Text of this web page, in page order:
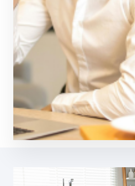
Para quem gosta de acumular
Até 20% de desconto em
Poupança personalizada
Contratar
Ver mais